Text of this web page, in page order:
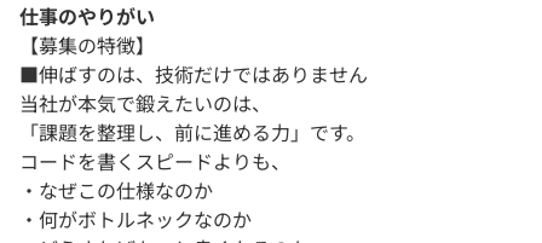
仕事のやりがい
【募集の特徴】
■伸ばすのは、技術だけではありません
当社が本気で鍛えたいのは、
「課題を整理し、前に進める力」です。
コードを書くスピードよりも、
・なぜこの仕様なのか
・何がボトルネックなのか